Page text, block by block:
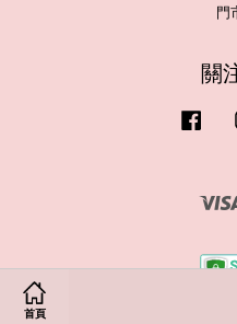
首頁
門
關